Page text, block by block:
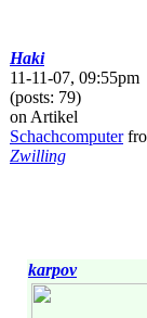
Haki
11-11-07, 09:55pm
(posts: 79)
on Artikel
Schachcomputer
Zwilling
karpov